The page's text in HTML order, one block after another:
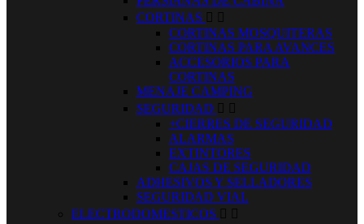
CORTINAS  
CORTINAS MOSQUITERAS
CORTINAS PARA AVANCES
ACCESORIOS PARA
CORTINAS
MENAJE CAMPING
SEGURIDAD  
+CIERRES DE SEGURIDAD
ALARMAS
EXTINTORES
CAJAS DE SEGURIDAD
ADHESIVOS Y SELLADORES
SEGURIDAD VIAL
ELECTRODOMESTICOS  